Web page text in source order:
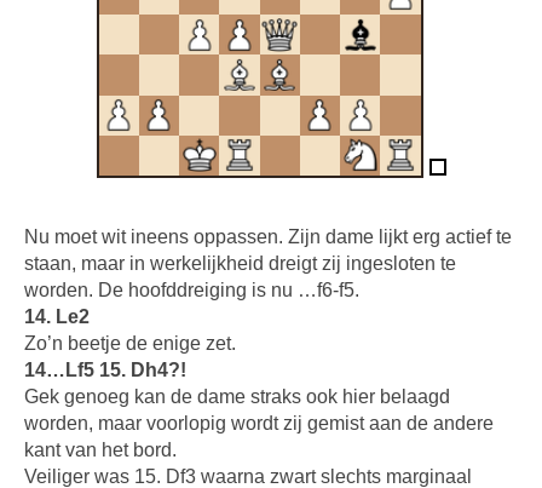
Nu moet wit ineens oppassen. Zijn dame lijkt erg actief te
staan, maar in werkelijkheid dreigt zij ingesloten te
worden. De hoofddreiging is nu …f6-f5.
14. Le2
Zo’n beetje de enige zet.
14…Lf5 15. Dh4?!
Gek genoeg kan de dame straks ook hier belaagd
worden, maar voorlopig wordt zij gemist aan de andere
kant van het bord.
Veiliger was 15. Df3 waarna zwart slechts marginaal